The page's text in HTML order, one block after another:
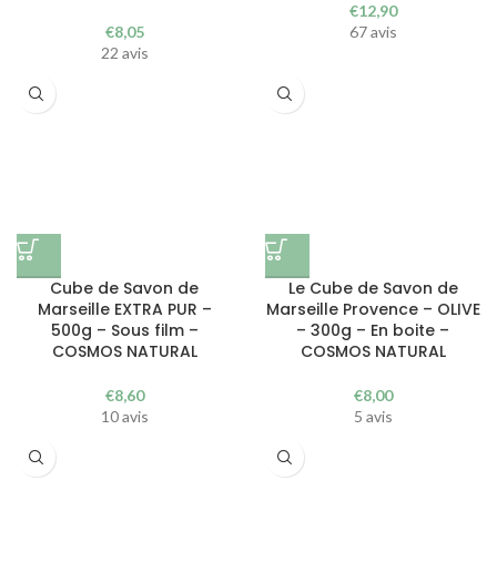
€8,05
22 avis
€12,90
67 avis
Cube de Savon de
Marseille EXTRA PUR –
500g – Sous film –
COSMOS NATURAL
€8,60
10 avis
Le Cube de Savon de
Marseille Provence – OLIVE
– 300g – En boite –
COSMOS NATURAL
€8,00
5 avis